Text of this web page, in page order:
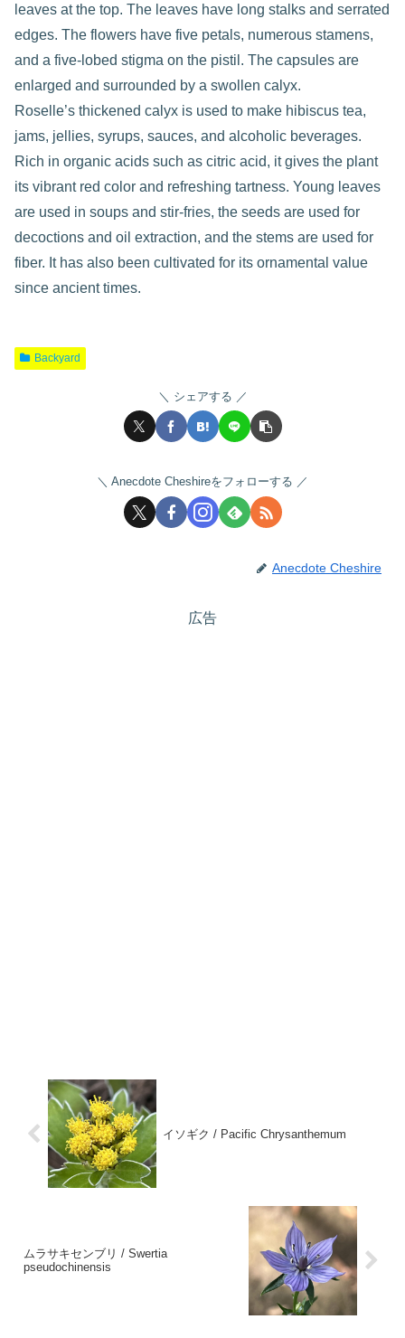
leaves at the top. The leaves have long stalks and serrated
edges. The flowers have five petals, numerous stamens,
and a five-lobed stigma on the pistil. The capsules are
enlarged and surrounded by a swollen calyx.
Roselle’s thickened calyx is used to make hibiscus tea,
jams, jellies, syrups, sauces, and alcoholic beverages.
Rich in organic acids such as citric acid, it gives the plant
its vibrant red color and refreshing tartness. Young leaves
are used in soups and stir-fries, the seeds are used for
decoctions and oil extraction, and the stems are used for
fiber. It has also been cultivated for its ornamental value
since ancient times.
Backyard
シェアする
Anecdote Cheshireをフォローする
Anecdote Cheshire
広告
イソギク / Pacific Chrysanthemum
ムラサキセンブリ / Swertia
pseudochinensis